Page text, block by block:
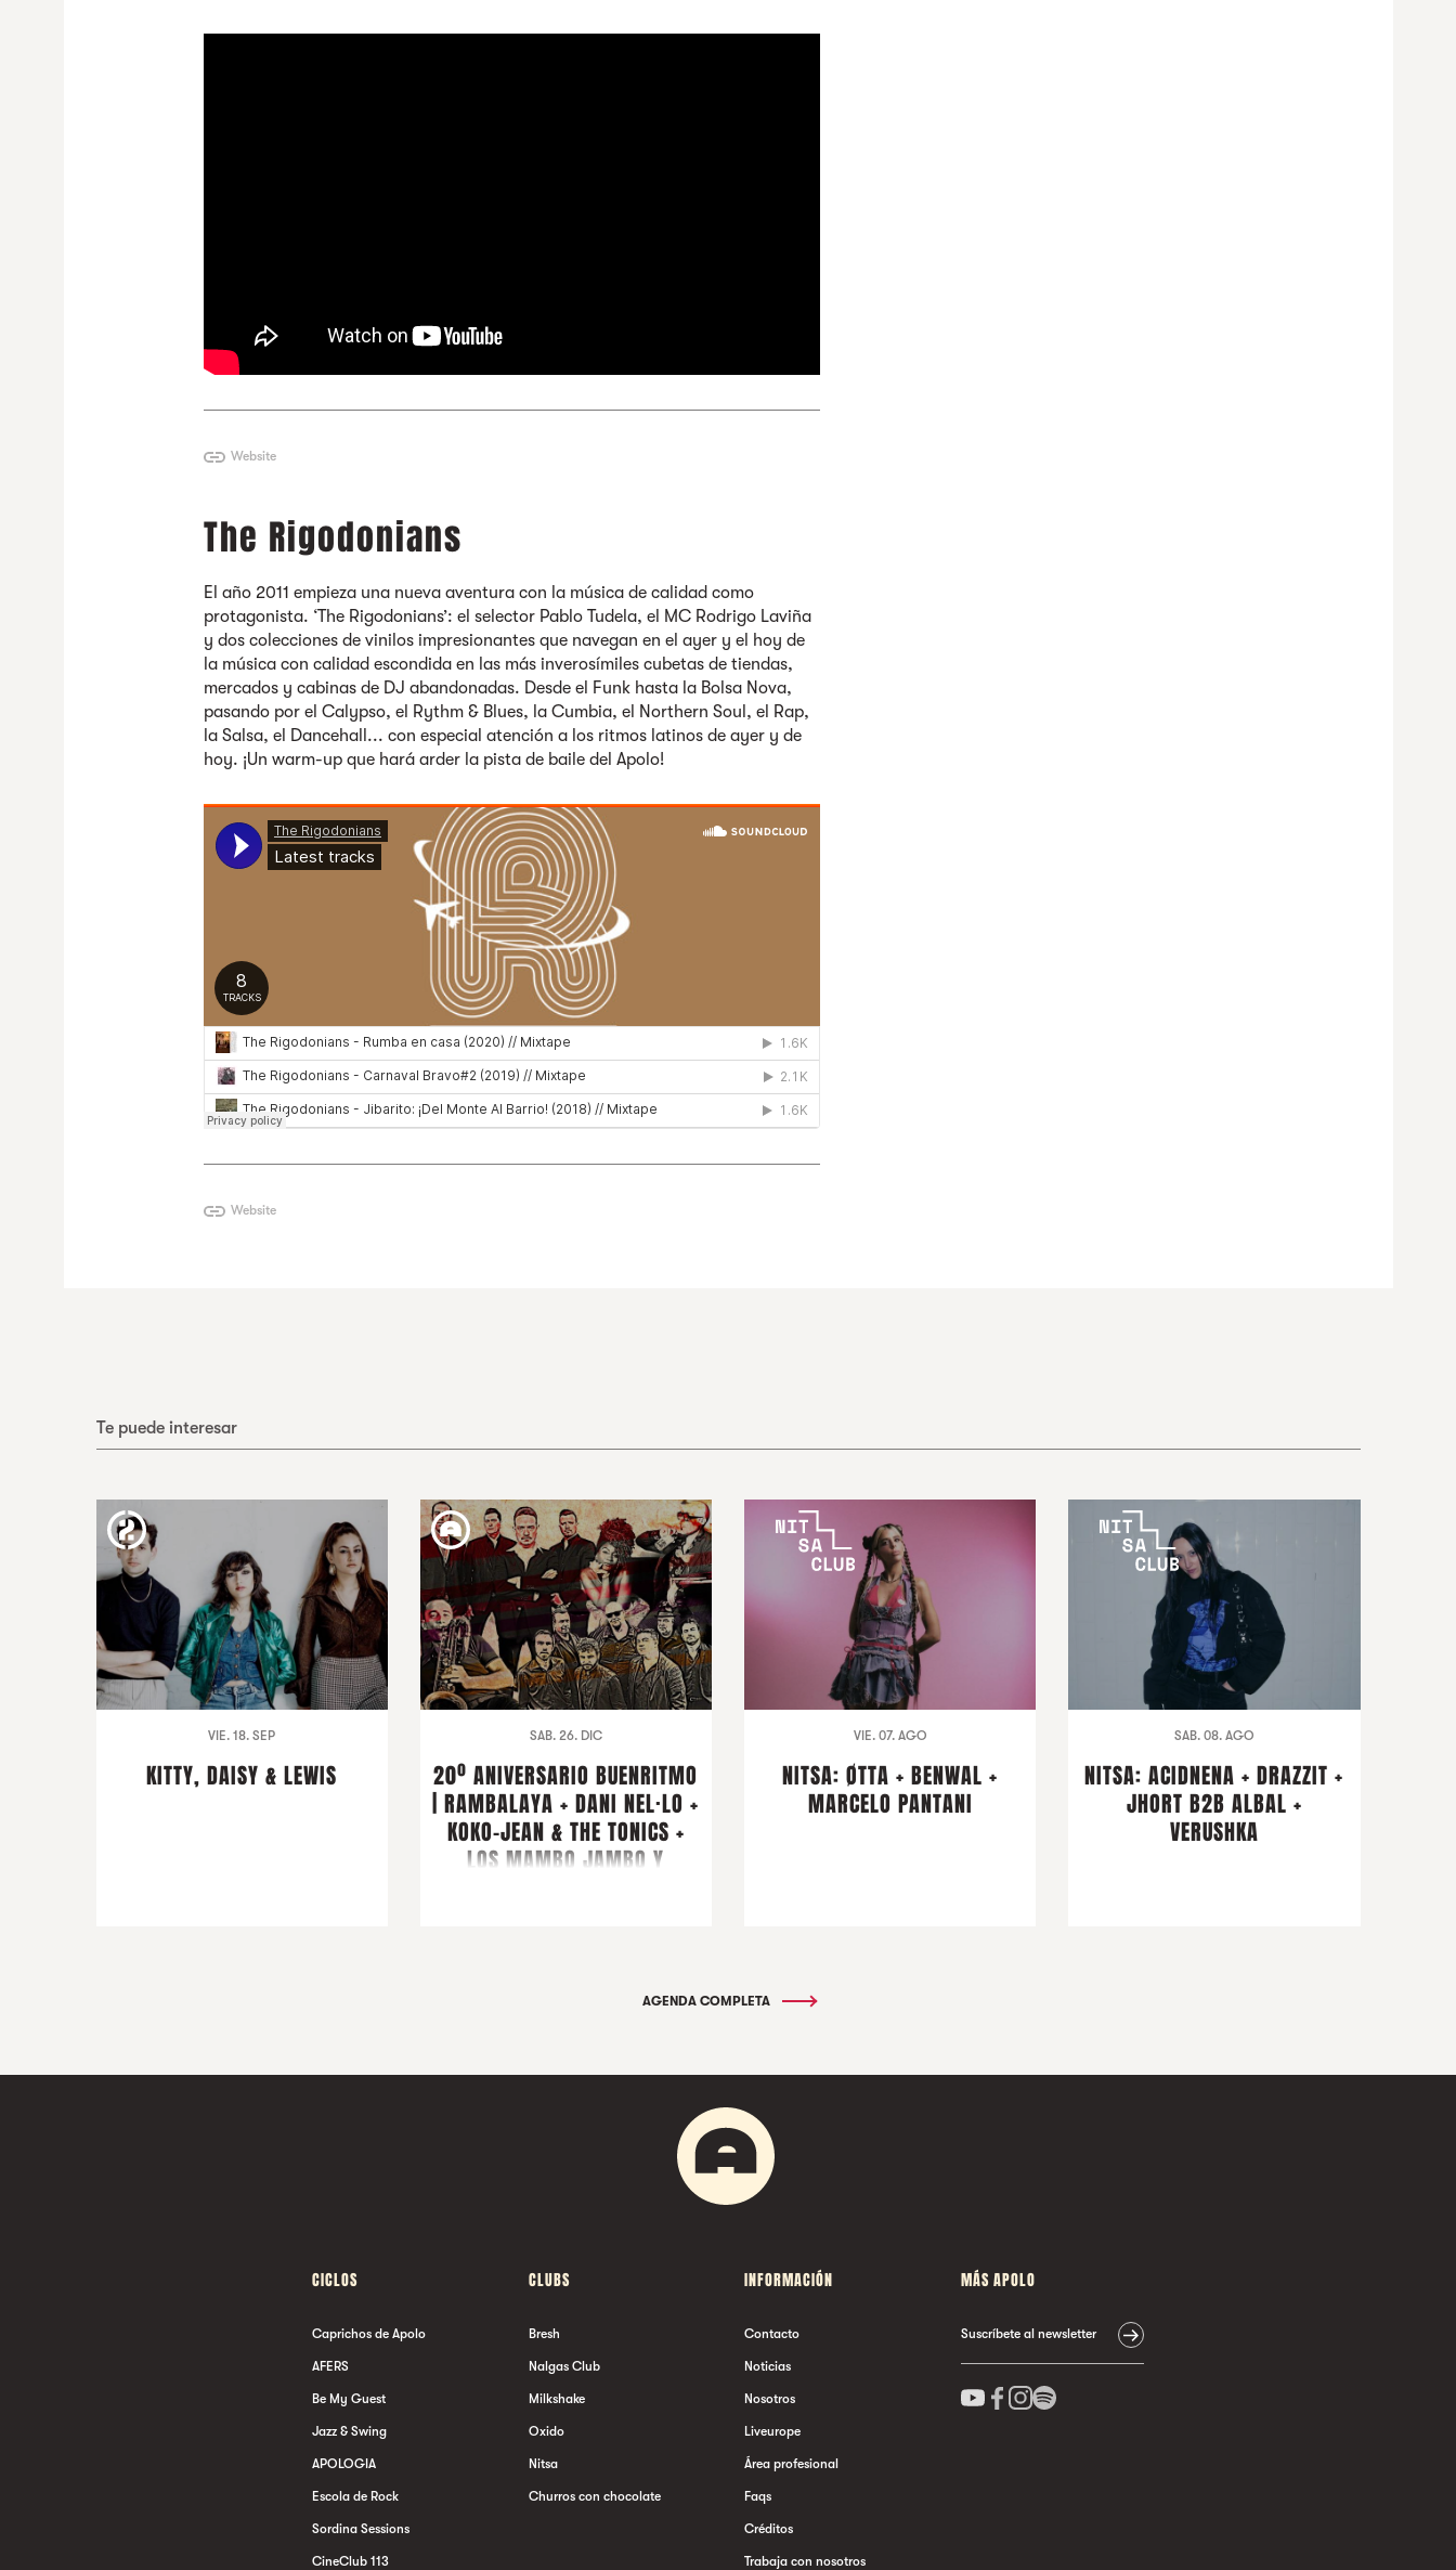
Website
The Rigodonians
El año 2011 empieza una nueva aventura con la música de calidad como
protagonista. ‘The Rigodonians’: el selector Pablo Tudela, el MC Rodrigo Laviña
y dos colecciones de vinilos impresionantes que navegan en el ayer y el hoy de
la música con calidad escondida en las más inverosímiles cubetas de tiendas,
mercados y cabinas de DJ abandonadas. Desde el Funk hasta la Bolsa Nova,
pasando por el Calypso, el Rythm & Blues, la Cumbia, el Northern Soul, el Rap,
la Salsa, el Dancehall... con especial atención a los ritmos latinos de ayer y de
hoy. ¡Un warm-up que hará arder la pista de baile del Apolo!
Website
Te puede interesar
VIE. 18. SEP
KITTY, DAISY & LEWIS
SAB. 26. DIC
20º ANIVERSARIO BUENRITMO
| RAMBALAYA + DANI NEL·LO +
KOKO-JEAN & THE TONICS +
LOS MAMBO JAMBO Y
VIE. 07. AGO
NITSA: ØTTA + BENWAL +
MARCELO PANTANI
SAB. 08. AGO
NITSA: ACIDNENA + DRAZZIT +
JHORT B2B ALBAL +
VERUSHKA
AGENDA COMPLETA
CICLOS
Caprichos de Apolo
AFERS
Be My Guest
Jazz & Swing
APOLOGIA
Escola de Rock
Sordina Sessions
CineClub 113
CLUBS
Bresh
Nalgas Club
Milkshake
Oxido
Nitsa
Churros con chocolate
INFORMACIÓN
Contacto
Noticias
Nosotros
Liveurope
Área profesional
Faqs
Créditos
Trabaja con nosotros
MÁS APOLO
Suscríbete al newsletter